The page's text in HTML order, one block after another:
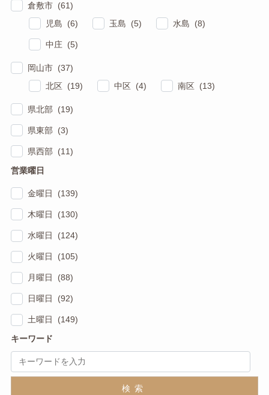
倉敷市 (61)
児島 (6)
玉島 (5) 水島 (8)
中庄 (5)
岡山市 (37)
北区 (19)
中区 (4) 南区 (13)
県北部 (19)
県東部 (3)
県西部 (11)
営業曜日
金曜日 (139)
木曜日 (130)
水曜日 (124)
火曜日 (105)
月曜日 (88)
日曜日 (92)
土曜日 (149)
キーワード
検索